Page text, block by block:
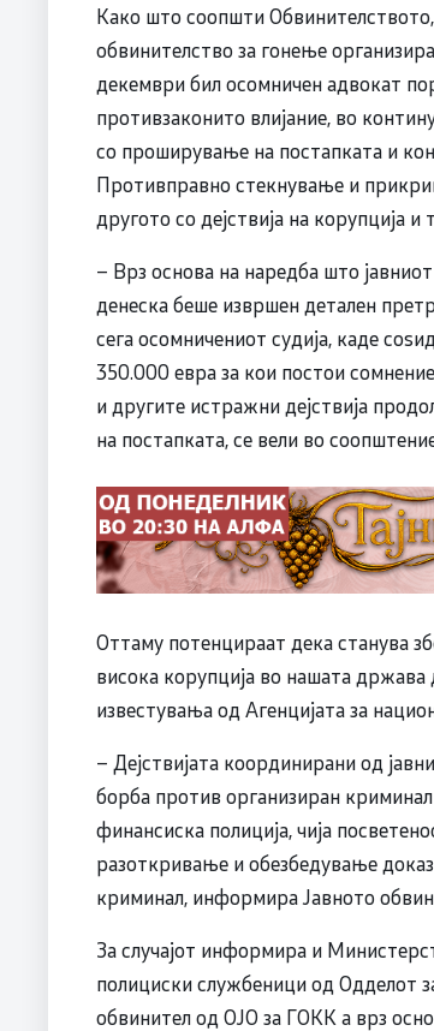
Како што соопшти
обвинителство за гонење
декември бил осомничен адвокат
противзаконито влијание, во
со проширување на постапката и
Противправно стекнување и
другото со дејствија на корупција и
– Врз основа на наредба што
денеска беше извршен детален
сега осомничениот судија, каде
350.000 евра за кои постои
и другите истражни дејствија
на постапката, се вели во
Оттаму потенцираат дека станува
висока корупција во нашата држава
известувања од Агенцијата за
– Дејствијата координирани од
борба против организиран
финансиска полиција, чија
разоткривање и обезбедување
криминал, информира Јавното
За случајот информира и
полициски службеници од Одделот
обвинител од ОЈО за ГОКК а врз